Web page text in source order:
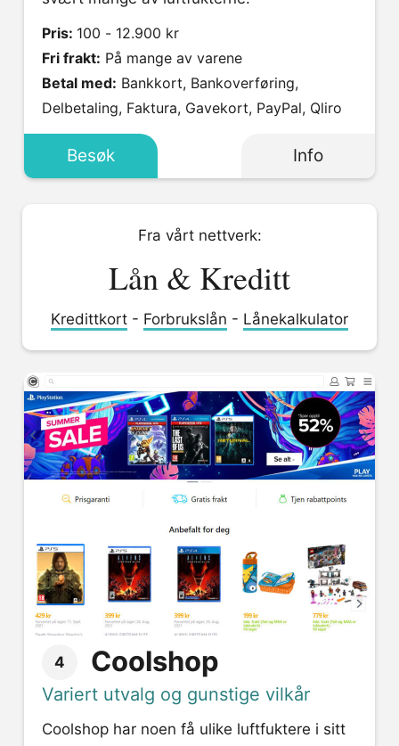
Pris: 100 - 12.900 kr
Fri frakt: På mange av varene
Betal med:
Delbetaling, Faktura, Gavekort, PayPal, Qliro
Besøk Info
Fra vårt nettverk:
Lån & Kreditt
Kredittkort - Forbrukslån - Lånekalkulator
4 Coolshop
Variert utvalg og gunstige vilkår
Coolshop har noen få ulike luftfuktere i sitt